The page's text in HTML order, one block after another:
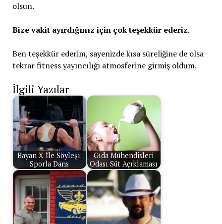
olsun.
Bize vakit ayırdığınız için çok teşekkür ederiz.
Ben teşekkür ederim, sayenizde kısa süreliğine de olsa
tekrar fitness yayıncılığı atmosferine girmiş oldum.
İlgili Yazılar
Bayan X İle Söyleşi:
Sporla Dans
Gıda Mühendisleri
Odası Süt Açıklaması